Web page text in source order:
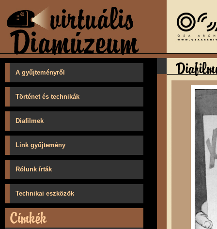
A gyűjteményről
Történet és technikák
Diafilmek
Link gyűjtemény
Rólunk írták
Technikai eszközök